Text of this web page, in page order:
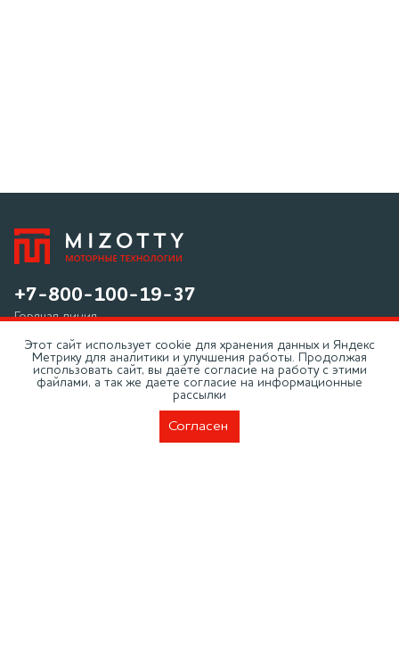
+7-800-100-19-37
Горячая линия
+7 (495) 266-60-94
Телефон в г. Москва
Москва, Добролюбова, д. 19
Этот сайт использует cookie для хранения данных и Яндекс
Метрику для аналитики и улучшения работы. Продолжая
использовать сайт, вы даёте согласие на работу с этими
файлами, а так же даете согласие на информационные
рассылки
Согласен